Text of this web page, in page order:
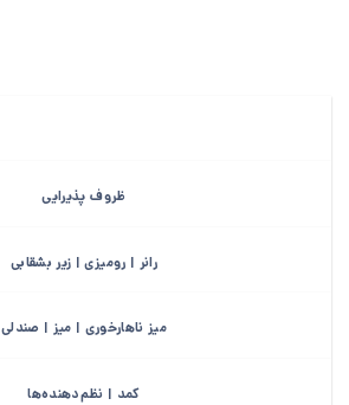
ظروف پذیرایی
رانر | رومیزی | زیر بشقابی
میز ناهارخوری | میز | صندلی
کمد | نظم‌دهنده‌ها